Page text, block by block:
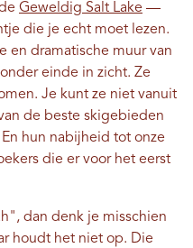
Geweldig Salt Lake —
die je echt moet lezen.
en dramatische muur van
einde in zicht. Ze
Je kunt ze niet vanuit
de beste skigebieden
hun nabijheid tot onze
die er voor het eerst
dan denk je misschien
houdt het niet op. Die